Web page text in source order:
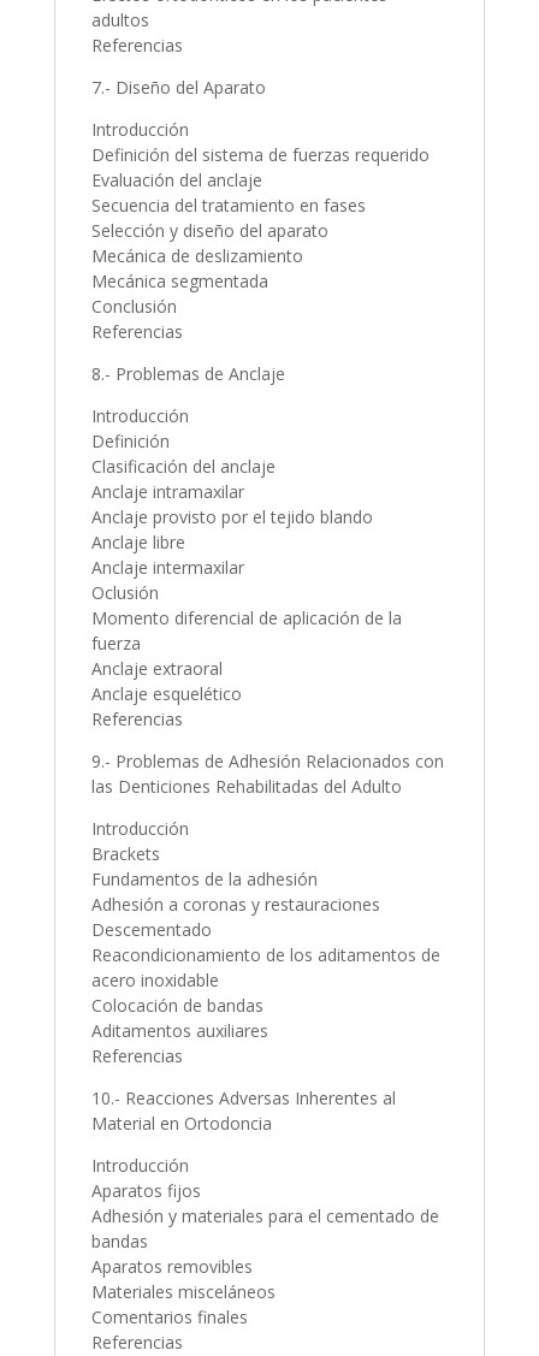
adultos
Referencias
7.- Diseño del Aparato
Introducción
Definición del sistema de fuerzas requerido
Evaluación del anclaje
Secuencia del tratamiento en fases
Selección y diseño del aparato
Mecánica de deslizamiento
Mecánica segmentada
Conclusión
Referencias
8.- Problemas de Anclaje
Introducción
Definición
Clasificación del anclaje
Anclaje intramaxilar
Anclaje provisto por el tejido blando
Anclaje libre
Anclaje intermaxilar
Oclusión
Momento diferencial de aplicación de la
fuerza
Anclaje extraoral
Anclaje esquelético
Referencias
9.- Problemas de Adhesión Relacionados con
las Denticiones Rehabilitadas del Adulto
Introducción
Brackets
Fundamentos de la adhesión
Adhesión a coronas y restauraciones
Descementado
Reacondicionamiento de los aditamentos de
acero inoxidable
Colocación de bandas
Aditamentos auxiliares
Referencias
10.- Reacciones Adversas Inherentes al
Material en Ortodoncia
Introducción
Aparatos fijos
Adhesión y materiales para el cementado de
bandas
Aparatos removibles
Materiales misceláneos
Comentarios finales
Referencias